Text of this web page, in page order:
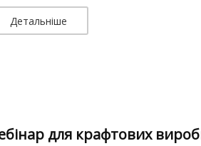
Детальніше
для крафтових